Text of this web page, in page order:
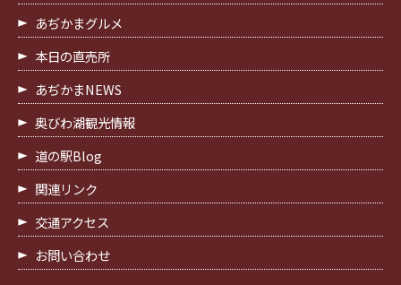
あぢかまグルメ
本日の直売所
あぢかまNEWS
奥びわ湖観光情報
道の駅Blog
関連リンク
交通アクセス
お問い合わせ